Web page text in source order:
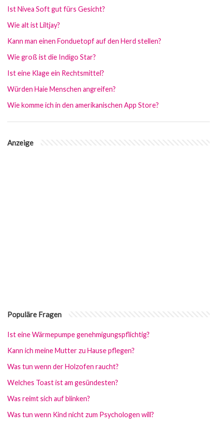
Ist Nivea Soft gut fürs Gesicht?
Wie alt ist Liltjay?
Kann man einen Fonduetopf auf den Herd stellen?
Wie groß ist die Indigo Star?
Ist eine Klage ein Rechtsmittel?
Würden Haie Menschen angreifen?
Wie komme ich in den amerikanischen App Store?
Anzeige
Populäre Fragen
Ist eine Wärmepumpe genehmigungspflichtig?
Kann ich meine Mutter zu Hause pflegen?
Was tun wenn der Holzofen raucht?
Welches Toast ist am gesündesten?
Was reimt sich auf blinken?
Was tun wenn Kind nicht zum Psychologen will?